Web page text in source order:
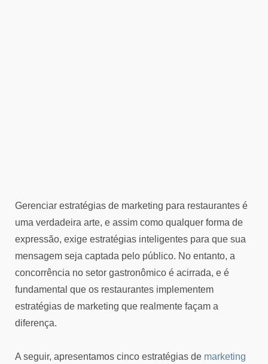
Gerenciar estratégias de marketing para restaurantes é
uma verdadeira arte, e assim como qualquer forma de
expressão, exige estratégias inteligentes para que sua
mensagem seja captada pelo público. No entanto, a
concorrência no setor gastronômico é acirrada, e é
fundamental que os restaurantes implementem
estratégias de marketing que realmente façam a
diferença.
A seguir, apresentamos cinco estratégias de marketing